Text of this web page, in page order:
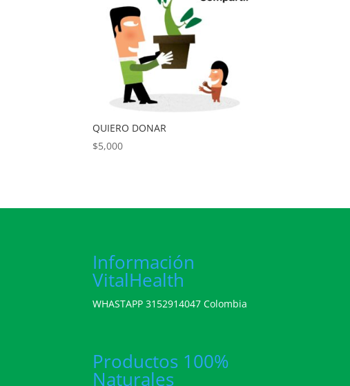
QUIERO DONAR
$5,000
Información
VitalHealth
WHASTAPP 3152914047 Colombia
Productos 100%
Naturales